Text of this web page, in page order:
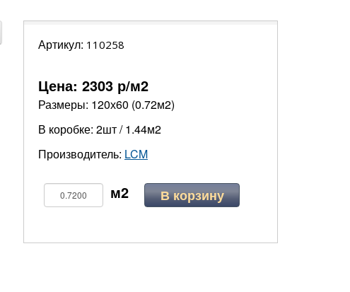
Артикул: 110258
Цена: 2303 р/м2
Размеры: 120х60 (0.72м2)
В коробке: 2шт / 1.44м2
Производитель: LCM
В корзину